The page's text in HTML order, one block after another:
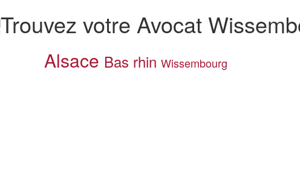
Trouvez votre Avocat
Alsace Bas rhin Wissembourg